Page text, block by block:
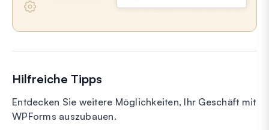
Hilfreiche Tipps
Entdecken Sie weitere Möglichkeiten, Ihr Geschäft mit
WPForms auszubauen.